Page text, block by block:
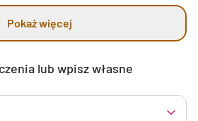
Pokaż więcej
lub wpisz własne